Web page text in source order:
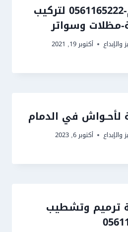
سواترالدمـام-0561165222 لتركيب
مظلات وسواتر
أكتوبر 19, 2021
لأحـواش في الدمام
أكتوبر 6, 2023
ترميم وتشطيب